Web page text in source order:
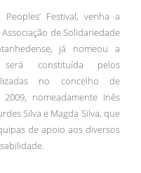
Festival, venha a
de Solidariedade
já nomeou a
será constituída pelos
no concelho de
nomeadamente Inês
Silva e Magda Silva, que
de apoio aos diversos